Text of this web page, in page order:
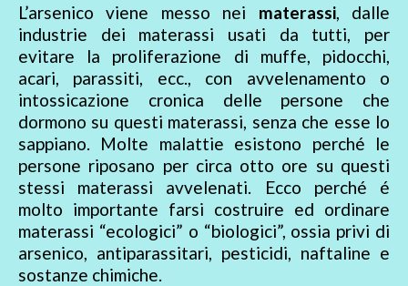
L’arsenico viene messo nei materassi, dalle
industrie dei materassi usati da tutti, per
evitare la proliferazione di muffe, pidocchi,
acari, parassiti, ecc., con avvelenamento o
intossicazione cronica delle persone che
dormono su questi materassi, senza che esse lo
sappiano. Molte malattie esistono perché le
persone riposano per circa otto ore su questi
stessi materassi avvelenati. Ecco perché é
molto importante farsi costruire ed ordinare
materassi “ecologici” o “biologici”, ossia privi di
arsenico, antiparassitari, pesticidi, naftaline e
sostanze chimiche.